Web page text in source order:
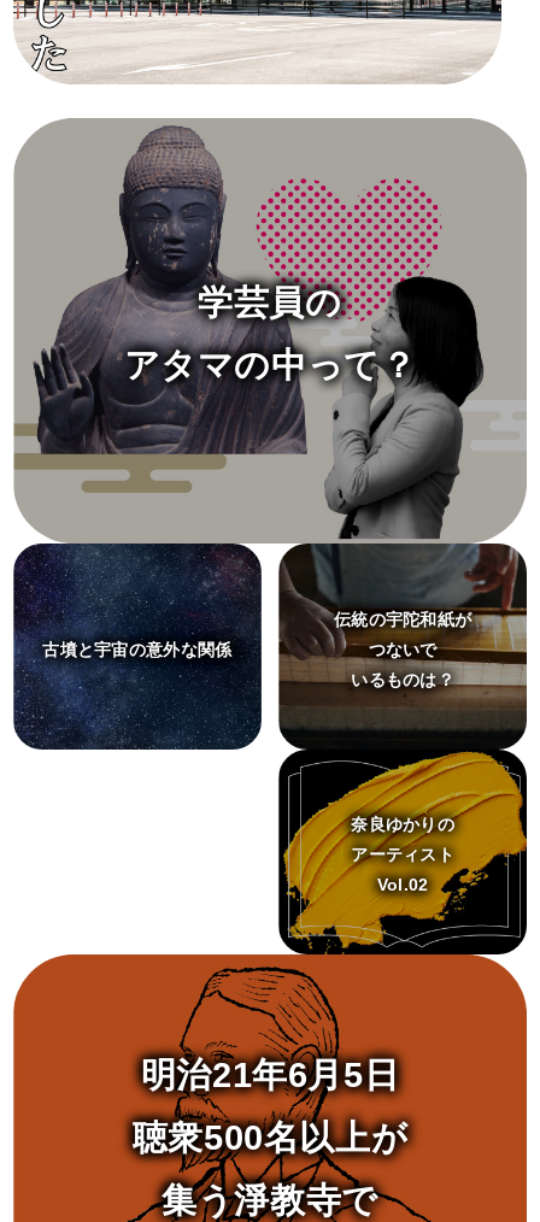
学芸員の
アタマの中って？
古墳と宇宙の意外な関係
伝統の宇陀和紙が
つないで
いるものは？
奈良ゆかりの
アーティスト
Vol.02
明治21年6月5日
聴衆500名以上が
集う淨教寺で